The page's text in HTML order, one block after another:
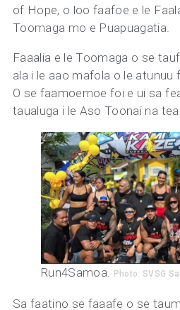
of Hope, o loo faafoe e le
Toomaga mo e Puapuagatia.
Faaalia e le Toomaga o se
ala i le aao mafola o le atunuu
O se faamoemoe foi e ui sa
taualuga i le Aso Toonai na tea
Run4Samoa. Photo: SVSG
Sa faatino se faaafe o se